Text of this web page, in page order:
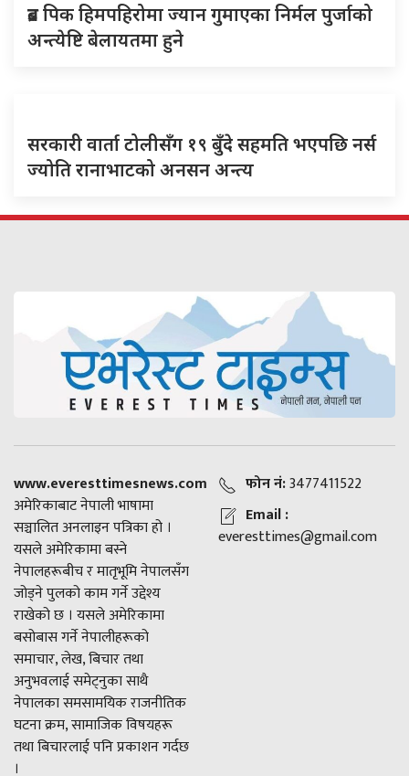
ब्रड पिक हिमपहिरोमा ज्यान गुमाएका निर्मल पुर्जाको
अन्त्येष्टि बेलायतमा हुने
सरकारी वार्ता टोलीसँग १९ बुँदे सहमति भएपछि नर्स
ज्योति रानाभाटको अनसन अन्त्य
www.everesttimesnews.com
अमेरिकाबाट नेपाली भाषामा
सञ्चालित अनलाइन पत्रिका हो ।
यसले अमेरिकामा बस्ने
नेपालहरूबीच र मातृभूमि नेपालसँग
जोड्ने पुलको काम गर्ने उद्देश्य
राखेको छ । यसले अमेरिकामा
बसोबास गर्ने नेपालीहरूको
समाचार, लेख, बिचार तथा
अनुभवलाई समेट्नुका साथै
नेपालका समसामयिक राजनीतिक
घटना क्रम, सामाजिक विषयहरू
तथा बिचारलाई पनि प्रकाशन गर्दछ
।
फोन नं:3477411522
Email :
everesttimes@gmail.com